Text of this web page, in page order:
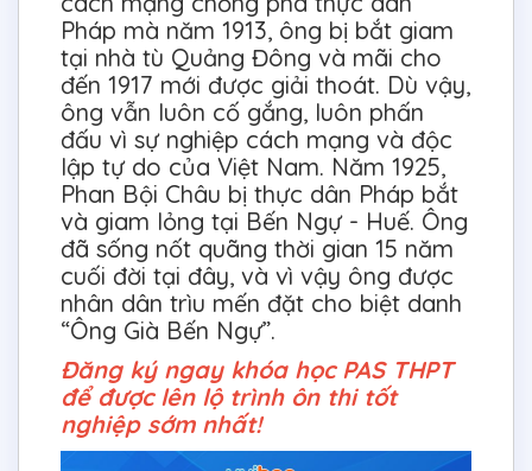
Pháp mà năm 1913, ông bị bắt giam
tại nhà tù Quảng Đông và mãi cho
đến 1917 mới được giải thoát. Dù vậy,
ông vẫn luôn cố gắng, luôn phấn
đấu vì sự nghiệp cách mạng và độc
lập tự do của Việt Nam. Năm 1925,
Phan Bội Châu bị thực dân Pháp bắt
và giam lỏng tại Bến Ngự - Huế. Ông
đã sống nốt quãng thời gian 15 năm
cuối đời tại đây, và vì vậy ông được
nhân dân trìu mến đặt cho biệt danh
“Ông Già Bến Ngự”.
Đăng ký ngay khóa học PAS THPT
để được lên lộ trình ôn thi tốt
nghiệp sớm nhất!